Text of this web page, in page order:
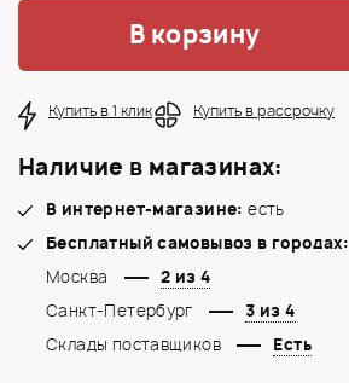
В корзину
Купить в 1 клик Купить в рассрочку
Наличие в магазинах:
В интернет-магазине: есть
Бесплатный самовывоз в городах:
Москва
2 из 4
Санкт-Петербург
3 из 4
Склады поставщиков
Есть